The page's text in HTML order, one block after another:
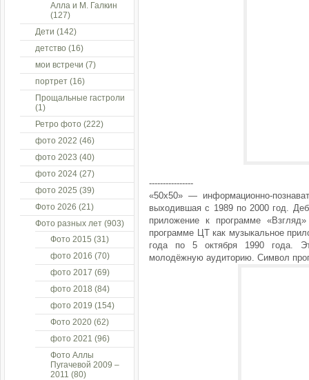
----------------
«50х50» — информационно-
выходившая с 1989 по 2000 год.
приложение к программе
программе ЦТ как музыкальное
года по 5 октября 1990 года.
молодёжную аудиторию. Символ
Алла и М. Галкин
(127)
Дети (142)
детство (16)
мои встречи (7)
портрет (16)
Прощальные гастроли
(1)
Ретро фото (222)
фото 2022 (46)
фото 2023 (40)
фото 2024 (27)
фото 2025 (39)
Фото 2026 (21)
Фото разных лет (903)
Фото 2015 (31)
фото 2016 (70)
фото 2017 (69)
фото 2018 (84)
фото 2019 (154)
Фото 2020 (62)
фото 2021 (96)
Фото Аллы
Пугачевой 2009 –
2011 (80)